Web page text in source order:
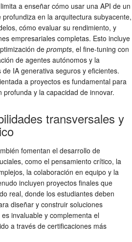
a enseñar cómo usar una API de un
en la arquitectura subyacente,
cómo evaluar su rendimiento, y
empresariales completas. Esto incluye
de prompts, el fine-tuning con
de agentes autónomos y la
IA generativa seguros y eficientes.
a proyectos es fundamental para
y la capacidad de innovar.
transversales y
fomentan el desarrollo de
como el pensamiento crítico, la
la colaboración en equipo y la
incluyen proyectos finales que
real, donde los estudiantes deben
diseñar y construir soluciones
invaluable y complementa el
a través de certificaciones más